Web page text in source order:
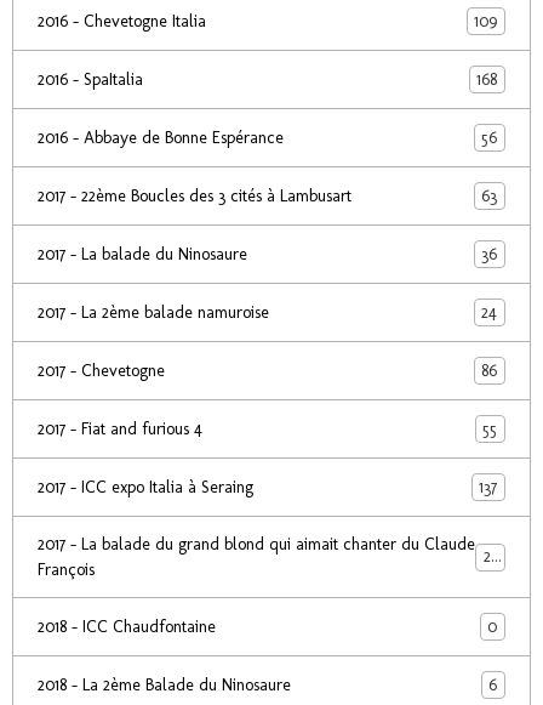
2016 - Chevetogne Italia 109
2016 - SpaItalia 168
2016 - Abbaye de Bonne Espérance 56
2017 - 22ème Boucles des 3 cités à Lambusart 63
2017 - La balade du Ninosaure 36
2017 - La 2ème balade namuroise 24
2017 - Chevetogne 86
2017 - Fiat and furious 4 55
2017 - ICC expo Italia à Seraing 137
2017 - La balade du grand blond qui aimait chanter du Claude
François
24
2018 - ICC Chaudfontaine 0
2018 - La 2ème Balade du Ninosaure 6